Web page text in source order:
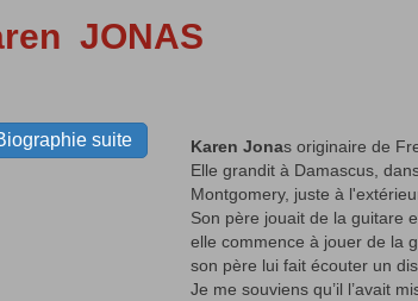
JONAS
suite Karen Jonas originaire de
Elle grandit à Damascus,
Montgomery, juste à
Son père jouait de la guitare
elle commence à jouer de la
son père lui fait écouter un
Je me souviens qu’il l’avait